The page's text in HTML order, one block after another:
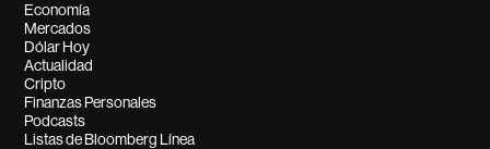
Economía
Mercados
Dólar Hoy
Actualidad
Cripto
Finanzas Personales
Podcasts
Listas de Bloomberg Línea